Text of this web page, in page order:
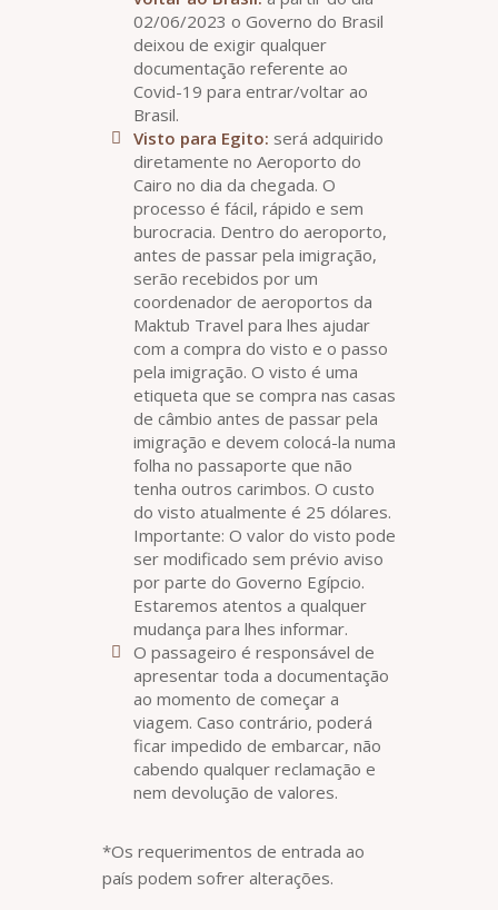
02/06/2023 o Governo do Brasil
deixou de exigir qualquer
documentação referente ao
Covid-19 para entrar/voltar ao
Brasil.
Visto para Egito: será adquirido
diretamente no Aeroporto do
Cairo no dia da chegada. O
processo é fácil, rápido e sem
burocracia. Dentro do aeroporto,
antes de passar pela imigração,
serão recebidos por um
coordenador de aeroportos da
Maktub Travel para lhes ajudar
com a compra do visto e o passo
pela imigração. O visto é uma
etiqueta que se compra nas casas
de câmbio antes de passar pela
imigração e devem colocá-la numa
folha no passaporte que não
tenha outros carimbos. O custo
do visto atualmente é 25 dólares.
Importante: O valor do visto pode
ser modificado sem prévio aviso
por parte do Governo Egípcio.
Estaremos atentos a qualquer
mudança para lhes informar.
O passageiro é responsável de
apresentar toda a documentação
ao momento de começar a
viagem. Caso contrário, poderá
ficar impedido de embarcar, não
cabendo qualquer reclamação e
nem devolução de valores.
*Os requerimentos de entrada ao
país podem sofrer alterações.